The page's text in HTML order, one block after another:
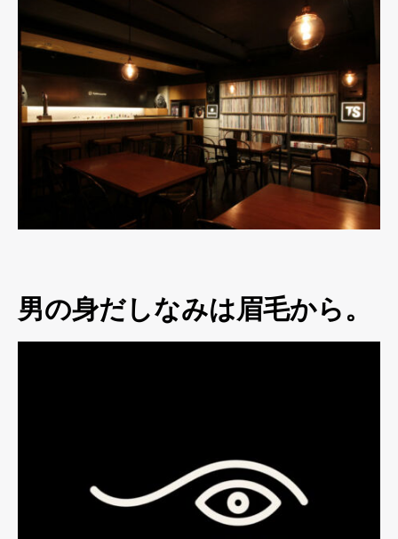
男の身だしなみは眉毛から。